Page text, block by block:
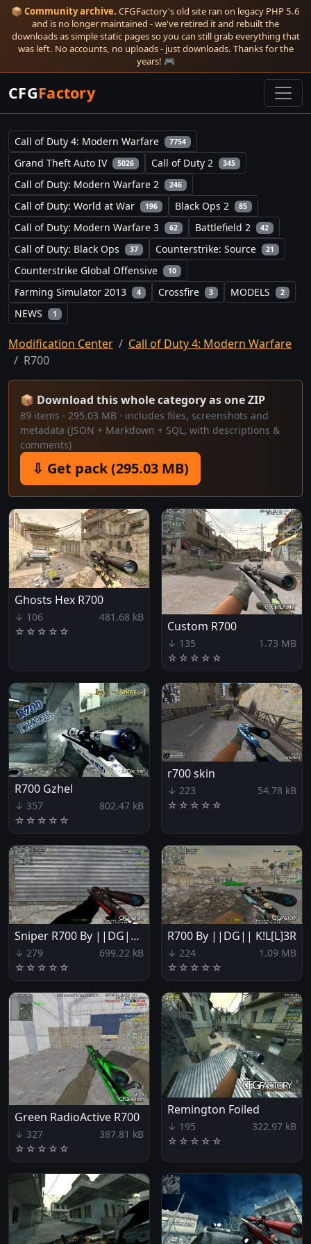
📦 Community archive. CFGFactory's old site ran on legacy PHP 5.6
and is no longer maintained - we've retired it and rebuilt the
downloads as simple static pages so you can still grab everything that
was left. No accounts, no uploads - just downloads. Thanks for the
years! 🎮
CFGFactory
Call of Duty 4: Modern Warfare 7754
Grand Theft Auto IV 5026 Call of Duty 2 345
Call of Duty: Modern Warfare 2 246
Call of Duty: World at War 196 Black Ops 2 85
Call of Duty: Modern Warfare 3 62 Battlefield 2 42
Call of Duty: Black Ops 37 Counterstrike: Source 21
Counterstrike Global Offensive 10
Farming Simulator 2013 4 Crossfire 3 MODELS 2
NEWS 1
Modification Center
Call of Duty 4: Modern Warfare
R700
📦 Download this whole category as one ZIP
89 items · 295.03 MB · includes files, screenshots and
metadata (JSON + Markdown + SQL, with descriptions &
comments)
⇩ Get pack (295.03 MB)
Ghosts Hex R700
↓ 106
481.68 kB
☆ ☆ ☆ ☆ ☆ Custom R700
↓ 135
1.73 MB
☆ ☆ ☆ ☆ ☆
R700 Gzhel
↓ 357
802.47 kB
☆ ☆ ☆ ☆ ☆
r700 skin
↓ 223
54.78 kB
☆ ☆ ☆ ☆ ☆
Sniper R700 By ||DG|| K!L[L]3R
↓ 279
699.22 kB
☆ ☆ ☆ ☆ ☆
R700 By ||DG|| K!L[L]3R
↓ 224
1.09 MB
☆ ☆ ☆ ☆ ☆
Green RadioActive R700
↓ 327
387.81 kB
☆ ☆ ☆ ☆ ☆
Remington Foiled
↓ 195
322.97 kB
☆ ☆ ☆ ☆ ☆